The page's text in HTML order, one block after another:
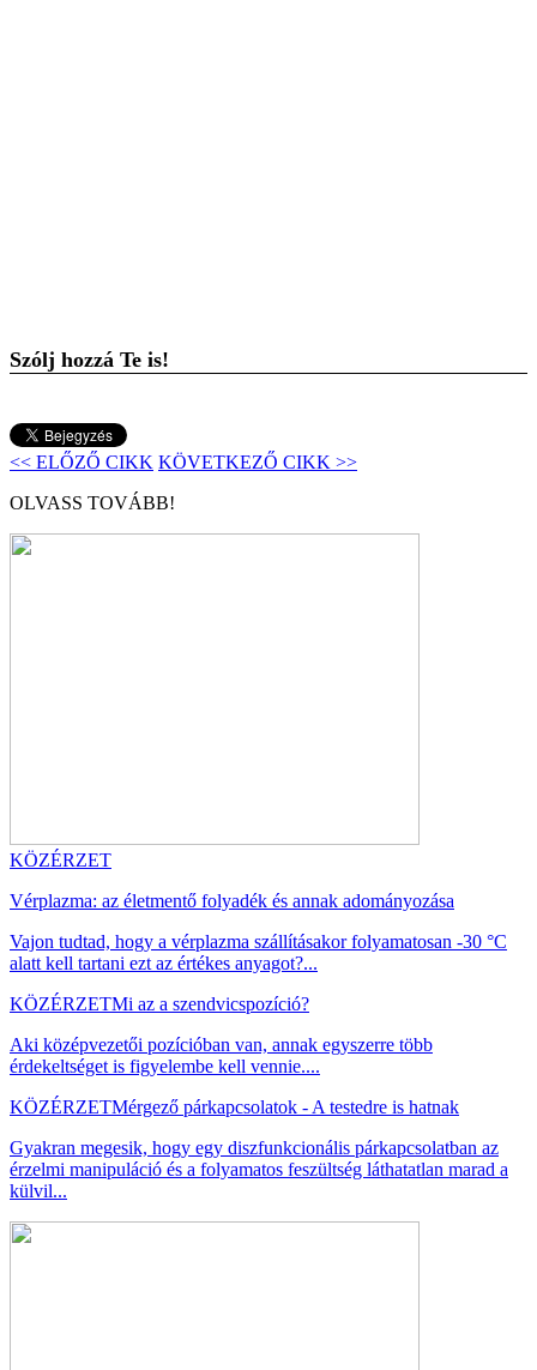
Szólj hozzá Te is!
<< ELŐZŐ CIKK KÖVETKEZŐ CIKK >>
OLVASS TOVÁBB!
KÖZÉRZET
Vérplazma: az életmentő folyadék és annak adományozása
Vajon tudtad, hogy a vérplazma szállításakor folyamatosan -30 °C
alatt kell tartani ezt az értékes anyagot?...
KÖZÉRZETMi az a szendvicspozíció?
Aki középvezetői pozícióban van, annak egyszerre több
érdekeltséget is figyelembe kell vennie....
KÖZÉRZETMérgező párkapcsolatok - A testedre is hatnak
Gyakran megesik, hogy egy diszfunkcionális párkapcsolatban az
érzelmi manipuláció és a folyamatos feszültség láthatatlan marad a
külvil...